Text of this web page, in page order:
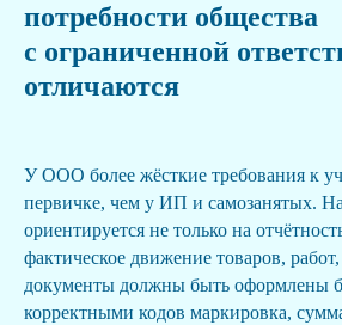
потребности общества
с ограниченной
отличаются
У ООО более жёсткие требования к
первичке, чем у ИП и самозанятых.
ориентируется не только на
фактическое движение товаров,
документы должны быть оформлены
корректными кодов маркировка,